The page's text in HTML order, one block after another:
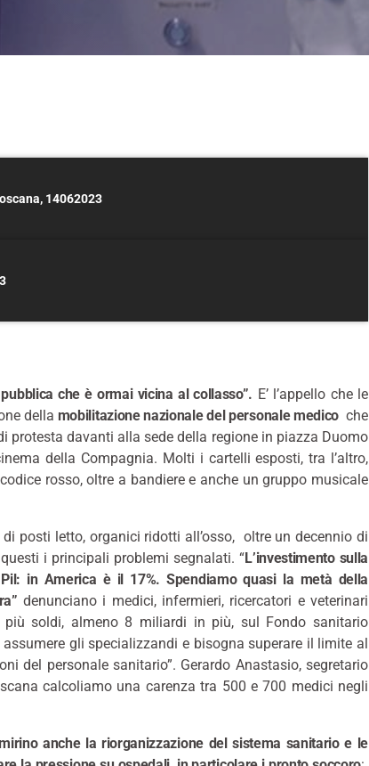
14062023
che è ormai vicina al collasso”. E’ l’appello che le
della mobilitazione nazionale del personale medico che
protesta davanti alla sede della regione in piazza Duomo
della Compagnia. Molti i cartelli esposti, tra l’altro,
rosso, oltre a bandiere e anche un gruppo musicale
posti letto, organici ridotti all’osso, oltre un decennio di
i principali problemi segnalati. “L’investimento sulla
in America è il 17%. Spendiamo quasi la metà della
denunciano i medici, infermieri, ricercatori e veterinari
più soldi, almeno 8 miliardi in più, sul Fondo sanitario
gli specializzandi e bisogna superare il limite al
del personale sanitario”. Gerardo Anastasio, segretario
calcoliamo una carenza tra 500 e 700 medici negli
anche la riorganizzazione del sistema sanitario e le